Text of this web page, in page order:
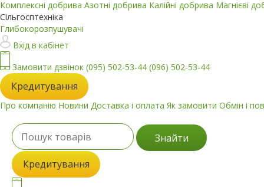
Комплексні добрива Азотні добрива Калійні добрива Магнієві
Сільгосптехніка
Глибокорозпушувачі
Вхід в кабінет
Замовити дзвінок (095) 502-53-44 (096) 502-53-44
Кредитування
Про компанію Новини Доставка і оплата Як замовити Обмін і
Знайти
Кредитування